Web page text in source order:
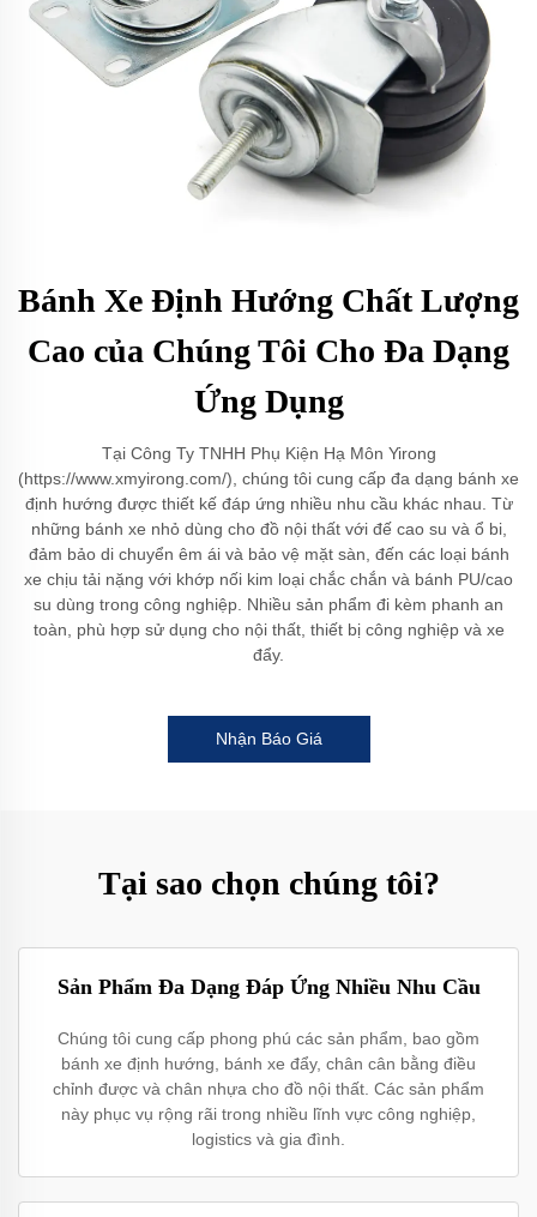
Bánh Xe Định Hướng Chất Lượng
Cao của Chúng Tôi Cho Đa Dạng
Ứng Dụng
Tại Công Ty TNHH Phụ Kiện Hạ Môn Yirong
(https://www.xmyirong.com/), chúng tôi cung cấp đa dạng bánh xe
định hướng được thiết kế đáp ứng nhiều nhu cầu khác nhau. Từ
những bánh xe nhỏ dùng cho đồ nội thất với đế cao su và ổ bi,
đảm bảo di chuyển êm ái và bảo vệ mặt sàn, đến các loại bánh
xe chịu tải nặng với khớp nối kim loại chắc chắn và bánh PU/cao
su dùng trong công nghiệp. Nhiều sản phẩm đi kèm phanh an
toàn, phù hợp sử dụng cho nội thất, thiết bị công nghiệp và xe
đẩy.
Nhận Báo Giá
Tại sao chọn chúng tôi?
Sản Phẩm Đa Dạng Đáp Ứng Nhiều Nhu Cầu
Chúng tôi cung cấp phong phú các sản phẩm, bao gồm
bánh xe định hướng, bánh xe đẩy, chân cân bằng điều
chỉnh được và chân nhựa cho đồ nội thất. Các sản phẩm
này phục vụ rộng rãi trong nhiều lĩnh vực công nghiệp,
logistics và gia đình.